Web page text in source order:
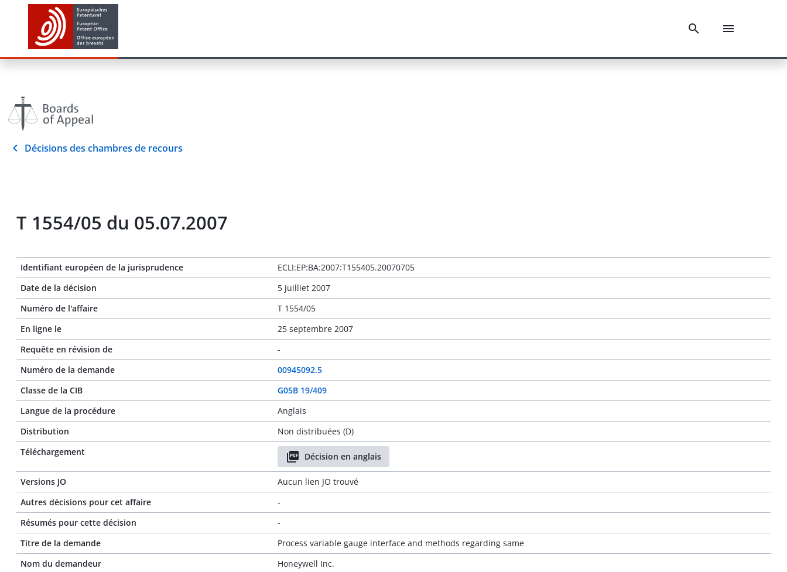
Décisions des chambres de recours
T 1554/05 du 05.07.2007
Identifiant européen de la jurisprudence
ECLI:EP:BA:2007:T155405.20070705
Date de la décision
5 juilliet 2007
Numéro de l'affaire
T 1554/05
En ligne le
25 septembre 2007
Requête en révision de
-
Numéro de la demande
00945092.5
Classe de la CIB
G05B 19/409
Langue de la procédure
Anglais
Distribution
Non distribuées (D)
Téléchargement
Décision en anglais
Versions JO
Aucun lien JO trouvé
Autres décisions pour cet affaire
-
Résumés pour cette décision
-
Titre de la demande
Process variable gauge interface and methods regarding same
Nom du demandeur
Honeywell Inc.